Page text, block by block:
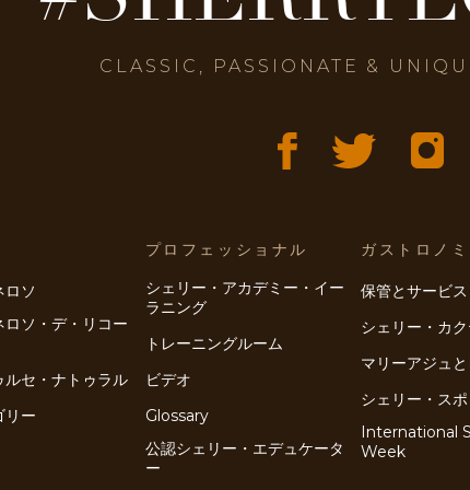
CLASSIC, PASSIONATE &
ロソ
ロソ・デ・リコー
ルセ・ナトゥラル
リー
プロフェッショナル
シェリー・アカデミー・イー
ラニング
トレーニングルーム
ビデオ
Glossary
公認シェリー・エデュケータ
ー
ガストロノミ
保管とサービス
シェリー・カ
マリーアジュ
シェリー・スポ
International
Week